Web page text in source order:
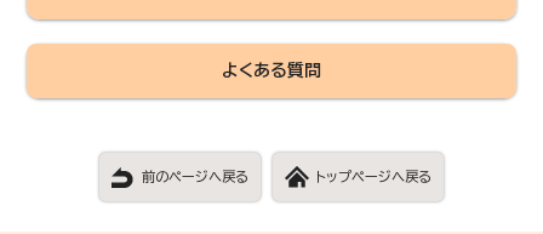
よくある質問
前のページへ戻る トップページへ戻る